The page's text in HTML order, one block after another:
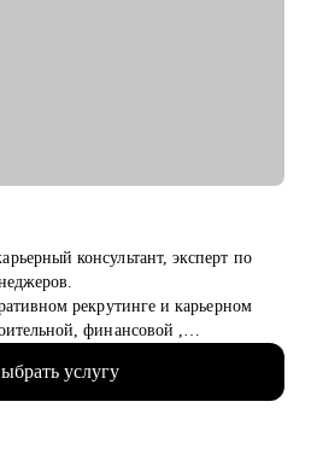
консультант, эксперт по
рекрутинге и карьерном
финансовой ,
— знаю, как думают HR и какие
лица компаний.
— член Ассоциации
услугу